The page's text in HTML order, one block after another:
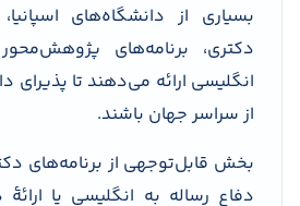
بسیاری از دانشگاه‌های
دکتری، برنامه‌های
انگلیسی ارائه می‌دهند تا پذیرای
از سراسر جهان باشند.
بخش قابل‌توجهی از برنامه‌های
دفاع رساله به انگلیسی یا